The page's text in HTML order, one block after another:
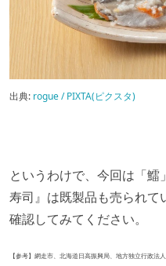
出典: rogue / PIXTA(ピクスタ)
というわけで、今回は「
寿司』は既製品も売られて
確認してみてください。
【参考】網走市、北海道日高振興局、地方独立行政法